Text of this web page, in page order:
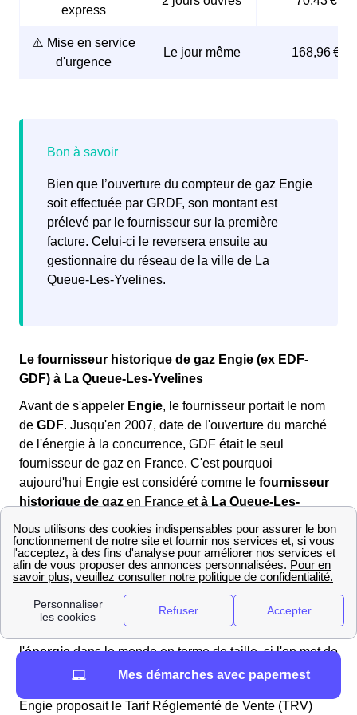
ainsi que la
compteur de gaz.
Engie ou le fournisseur choisi se chargera alors de
express
⚠️ Mise en service
d'urgence
Le jour même 168,96 €
Bien que l’ouverture du compteur de gaz Engie
soit effectuée par GRDF, son montant est
prélevé par le fournisseur sur la première
facture. Celui-ci le reversera ensuite au
gestionnaire du réseau de la ville de La
Queue-Les-Yvelines.
Le fournisseur historique de gaz Engie (ex EDF-
GDF) à La Queue-Les-Yvelines
Avant de s'appeler Engie, le fournisseur portait le nom
de GDF. Jusqu'en 2007, date de l'ouverture du marché
de l'énergie à la concurrence, GDF était le seul
fournisseur de gaz en France. C'est pourquoi
aujourd'hui Engie est considéré comme le fournisseur
historique de gaz en France età La Queue-Les-
nom en2015 pourEngie .
L'entreprise Engie est aujourd'hui présente dans toute la
France, notamment à La Queue-Les-Yvelines, et dans
plus de 70 pays à travers le monde. Cela fait d'elle la
l'énergiedans le monde en terme de taille, si l'on met de
côté le marché du pétrole.
Engie proposait le Tarif Réglementé de Vente (TRV)
Mes démarches avec papernest